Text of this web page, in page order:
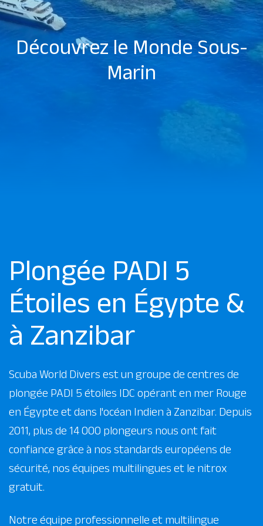
Découvrez le Monde Sous-
Marin
Plongée PADI 5
Étoiles en Égypte &
à Zanzibar
Scuba World Divers est un groupe de centres de
plongée PADI 5 étoiles IDC opérant en mer Rouge
en Égypte et dans l'océan Indien à Zanzibar. Depuis
2011, plus de 14 000 plongeurs nous ont fait
confiance grâce à nos standards européens de
sécurité, nos équipes multilingues et le nitrox
gratuit.
Notre équipe professionnelle et multilingue